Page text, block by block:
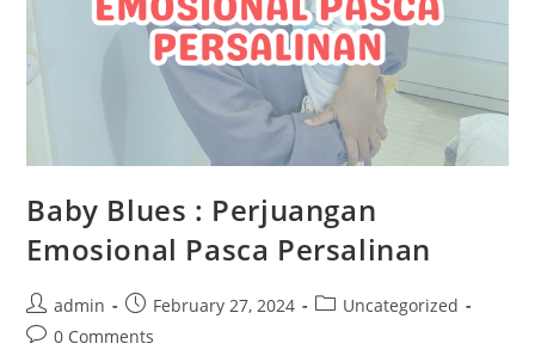
Baby Blues : Perjuangan
Emosional Pasca Persalinan
admin February 27, 2024
Uncategorized
0 Comments